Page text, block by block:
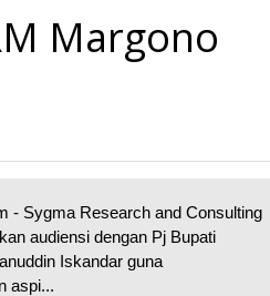
Margono
- Sygma Research and Consulting
audiensi dengan Pj Bupati
Iskandar guna
aspi...